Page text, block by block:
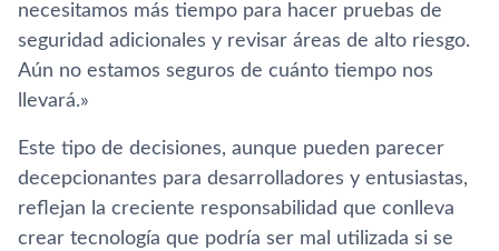
necesitamos más tiempo para hacer pruebas de
seguridad adicionales y revisar áreas de alto riesgo.
Aún no estamos seguros de cuánto tiempo nos
llevará.»
Este tipo de decisiones, aunque pueden parecer
decepcionantes para desarrolladores y entusiastas,
reflejan la creciente responsabilidad que conlleva
crear tecnología que podría ser mal utilizada si se